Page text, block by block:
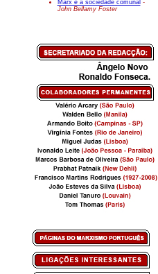
Marx e a sociedade comunal -
John Bellamy Foster